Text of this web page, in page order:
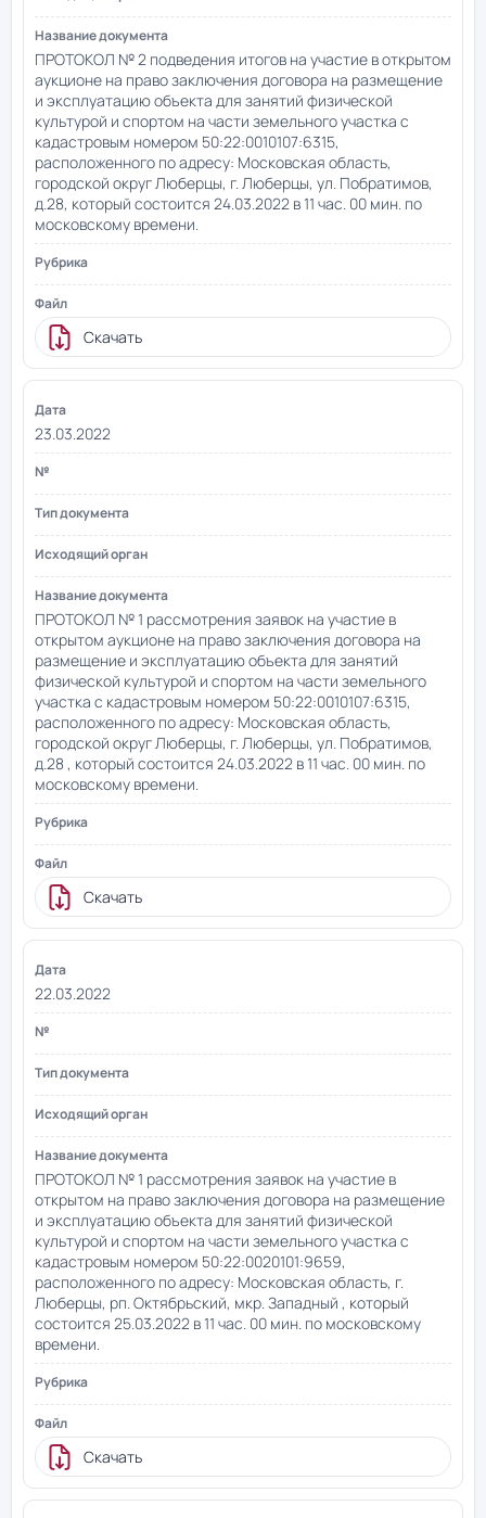
ПРОТОКОЛ № 2 подведения итогов на участие в открытом
аукционе на право заключения договора на размещение
и эксплуатацию объекта для занятий физической
культурой и спортом на части земельного участка с
кадастровым номером 50:22:0010107:6315,
расположенного по адресу: Московская область,
городской округ Люберцы, г. Люберцы, ул. Побратимов,
д.28, который состоится 24.03.2022 в 11 час. 00 мин. по
московскому времени.
Скачать
23.03.2022
ПРОТОКОЛ № 1 рассмотрения заявок на участие в
открытом аукционе на право заключения договора на
размещение и эксплуатацию объекта для занятий
физической культурой и спортом на части земельного
участка с кадастровым номером 50:22:0010107:6315,
расположенного по адресу: Московская область,
городской округ Люберцы, г. Люберцы, ул. Побратимов,
д.28 , который состоится 24.03.2022 в 11 час. 00 мин. по
московскому времени.
Скачать
22.03.2022
ПРОТОКОЛ № 1 рассмотрения заявок на участие в
открытом на право заключения договора на размещение
и эксплуатацию объекта для занятий физической
культурой и спортом на части земельного участка с
кадастровым номером 50:22:0020101:9659,
расположенного по адресу: Московская область, г.
Люберцы, рп. Октябрьский, мкр. Западный , который
состоится 25.03.2022 в 11 час. 00 мин. по московскому
времени.
Скачать